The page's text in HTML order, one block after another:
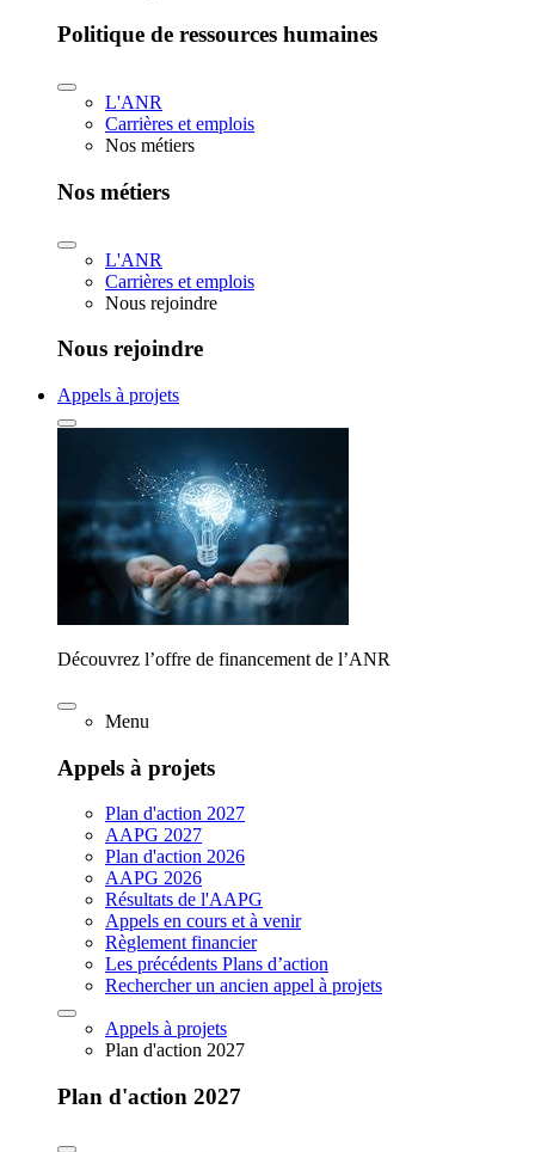
Politique de ressources humaines
L'ANR
Carrières et emplois
Nos métiers
Nos métiers
L'ANR
Carrières et emplois
Nous rejoindre
Nous rejoindre
Appels à projets
Découvrez l’offre de financement de l’ANR
Menu
Appels à projets
Plan d'action 2027
AAPG 2027
Plan d'action 2026
AAPG 2026
Résultats de l'AAPG
Appels en cours et à venir
Règlement financier
Les précédents Plans d’action
Rechercher un ancien appel à projets
Appels à projets
Plan d'action 2027
Plan d'action 2027